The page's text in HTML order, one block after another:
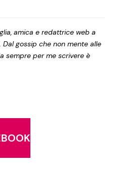
amica e redattrice web a
gossip che non mente alle
sempre per me scrivere è